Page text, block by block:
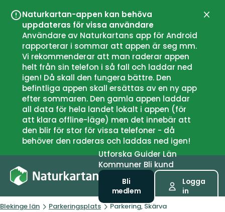
Naturkartan-appen kan behöva
uppdateras för vissa användare
Användare av Naturkartans app för Android
rapporterar i sommar att appen är seg mm.
Vi rekommenderar att man raderar appen
helt från sin telefon i så fall och laddar ned
igen! Då skall den fungera bättre. Den
befintliga appen skall ersättas av en ny app
efter sommaren. Den gamla appen laddar
all data för hela landet lokalt i appen (för
att klara offline-läge) men det innebär att
den blir för stor för vissa telefoner - då
behöver den raderas och laddas ned igen!
UtforskaGuiderLän
Kommuner Bli kund
Bli
medlem
Logga
in
Blekinge län Parkeringsplats Parkering, Skärva